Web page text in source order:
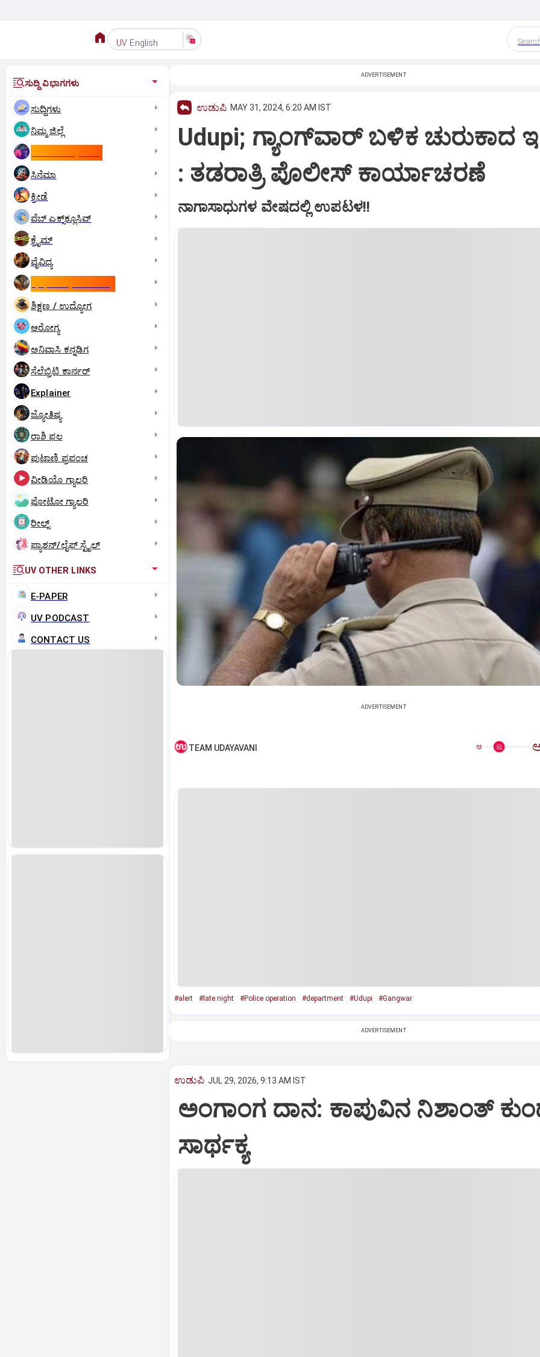
UV English
ಸುದ್ದಿ ವಿಭಾಗಗಳು
ಸುದ್ದಿಗಳು
ನಿಮ್ಮ ಜಿಲ್ಲೆ
ಸಿನೆಮಾ
ಕ್ರೀಡೆ
ವೆಬ್ ಎಕ್ಸ್‌ಕ್ಲೂಸಿವ್
ಕ್ರೈಮ್
ವೈವಿಧ್ಯ
ಶಿಕ್ಷಣ / ಉದ್ಯೋಗ
ಆರೋಗ್ಯ
ಅನಿವಾಸಿ ಕನ್ನಡಿಗ
ಸೆಲೆಬ್ರಿಟಿ ಕಾರ್ನರ್‌
Explainer
ಜ್ಯೋತಿಷ್ಯ
ರಾಶಿ ಫಲ
ಪುಟಾಣಿ ಪ್ರಪಂಚ
ವೀಡಿಯೊ ಗ್ಯಾಲರಿ
ಫೋಟೋ ಗ್ಯಾಲರಿ
ರೀಲ್ಸ್
ಫ್ಯಾಶನ್/ಲೈಫ್‌ ಸ್ಟೈಲ್
UV OTHER LINKS
E-PAPER
UV PODCAST
CONTACT US
ADVERTISEMENT
ಉಡುಪಿ MAY 31, 2024, 6:20 AM IST
Udupi; ಗ್ಯಾಂಗ್‌ವಾರ್‌ ಬಳಿಕ ಚುರುಕಾದ
: ತಡರಾತ್ರಿ ಪೊಲೀಸ್‌ ಕಾರ್ಯಾಚರಣೆ
ನಾಗಾಸಾಧುಗಳ ವೇಷದಲ್ಲಿ ಉಪಟಳ!!
ADVERTISEMENT
TEAM UDAYAVANI ಅ
#alert #late night #Police operation #department #Udupi #Gangwar
ADVERTISEMENT
ಉಡುಪಿ JUL 29, 2026, 9:13 AM IST
ಅಂಗಾಂಗ ದಾನ: ಕಾಪುವಿನ ನಿಶಾಂತ್‌
ಸಾರ್ಥಕ್ಯ